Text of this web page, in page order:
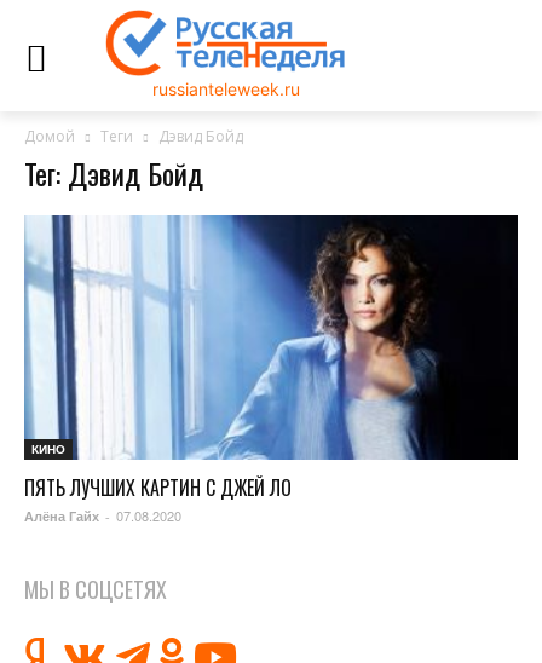
russianteleweek.ru
Домой Теги Дэвид Бойд
Тег: Дэвид Бойд
КИНО
ПЯТЬ ЛУЧШИХ КАРТИН С ДЖЕЙ ЛО
Алёна Гайх - 07.08.2020
МЫ В СОЦСЕТЯХ